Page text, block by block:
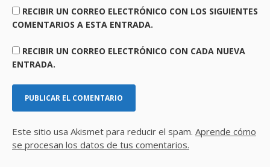
RECIBIR UN CORREO ELECTRÓNICO CON LOS SIGUIENTES
COMENTARIOS A ESTA ENTRADA.
RECIBIR UN CORREO ELECTRÓNICO CON CADA NUEVA
ENTRADA.
Este sitio usa Akismet para reducir el spam. Aprende cómo
se procesan los datos de tus comentarios.